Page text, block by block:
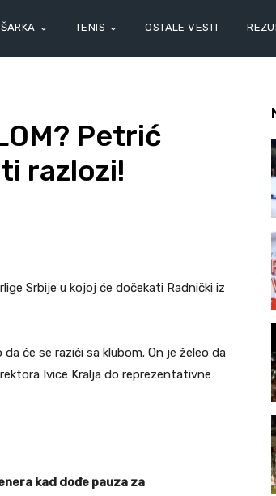
TENIS OSTALE VESTI
Petrić
razlozi!
Srbije u kojoj će dočekati Radnički iz
će se razići sa klubom. On je želeo da
Ivice Kralja do reprezentativne
kad dođe pauza za